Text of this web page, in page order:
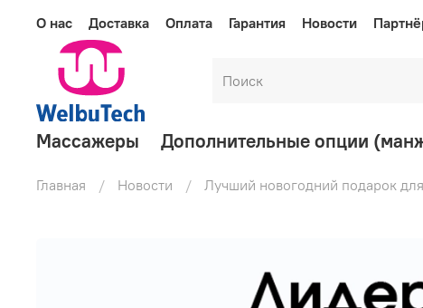
О нас Доставка Оплата Гарантия Новости
Массажеры Дополнительные опции
Главная Новости Лучший новогодний подарок